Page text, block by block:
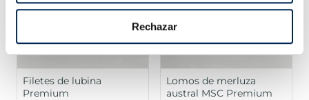
Rechazar
Filetes de lubina
Premium
Lomos de merluza
austral MSC Premium